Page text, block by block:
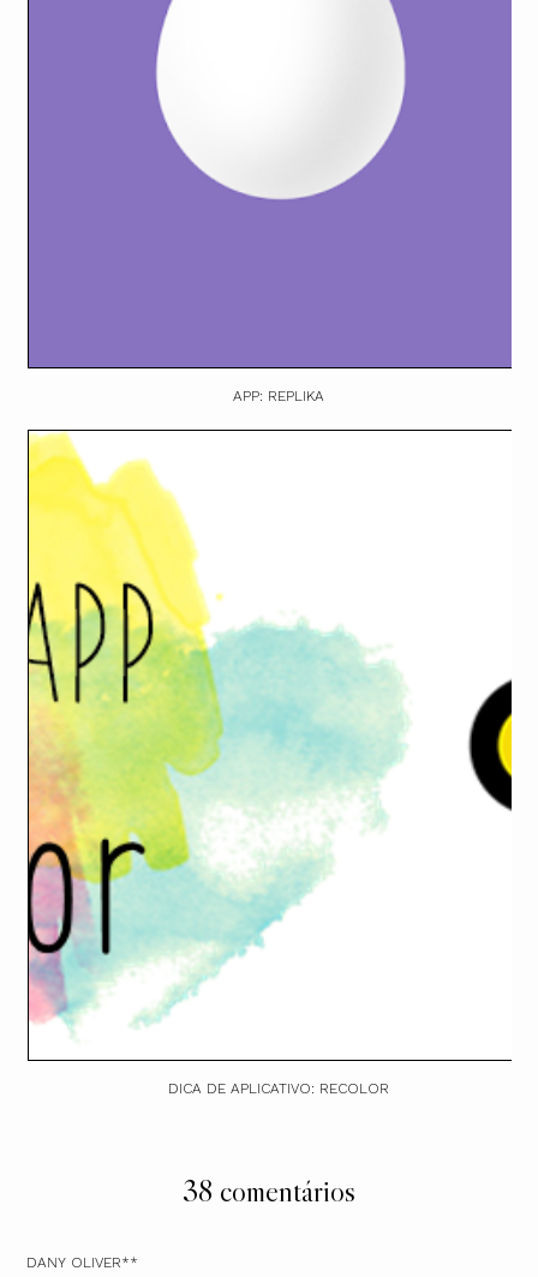
APP: REPLIKA
DICA DE APLICATIVO: RECOLOR
38 comentários
DANY OLIVER**